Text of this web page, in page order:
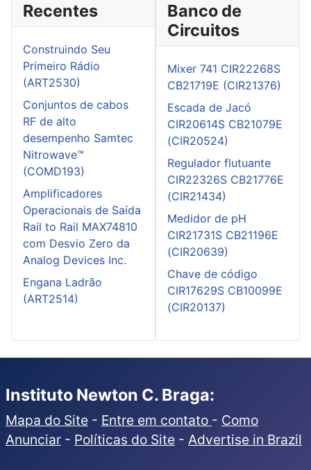
Recentes
Construindo Seu
Primeiro Rádio
(ART2530)
Conjuntos de cabos
RF de alto
desempenho Samtec
Nitrowave™
(COMD193)
Amplificadores
Operacionais de Saída
Rail to Rail MAX74810
com Desvio Zero da
Analog Devices Inc.
Engana Ladrão
(ART2514)
Banco de
Circuitos
Mixer 741 CIR22268S
CB21719E (CIR21376)
Escada de Jacó
CIR20614S CB21079E
(CIR20524)
Regulador flutuante
CIR22326S CB21776E
(CIR21434)
Medidor de pH
CIR21731S CB21196E
(CIR20639)
Chave de código
CIR17629S CB10099E
(CIR20137)
Instituto Newton C. Braga:
Mapa do Site - Entre em contato - Como
Anunciar - Políticas do Site - Advertise in Brazil